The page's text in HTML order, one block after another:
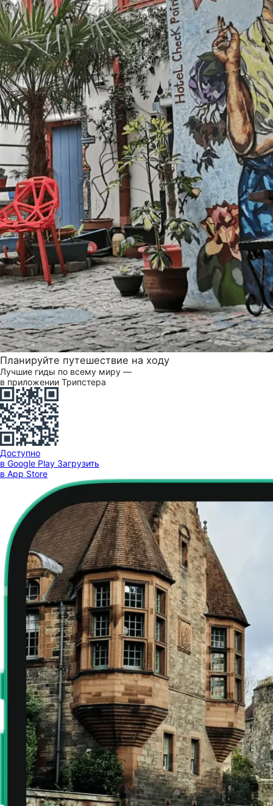
Планируйте путешествие на ходу
Лучшие гиды по всему миру —
в приложении Трипстера
Доступно
в Google Play Загрузить
в App Store